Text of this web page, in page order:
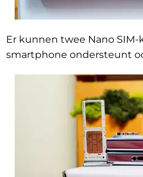
Er kunnen twee Nano SIM-
smartphone ondersteunt